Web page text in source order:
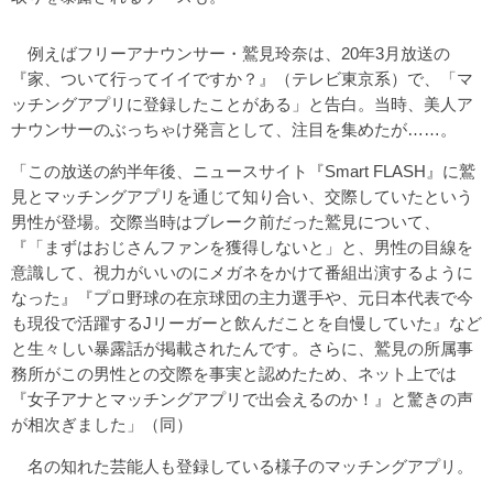
例えばフリーアナウンサー・鷲見玲奈は、20年3月放送の
『家、ついて行ってイイですか？』（テレビ東京系）で、「マ
ッチングアプリに登録したことがある」と告白。当時、美人ア
ナウンサーのぶっちゃけ発言として、注目を集めたが……。
「この放送の約半年後、ニュースサイト『Smart FLASH』に鷲
見とマッチングアプリを通じて知り合い、交際していたという
男性が登場。交際当時はブレーク前だった鷲見について、
『「まずはおじさんファンを獲得しないと」と、男性の目線を
意識して、視力がいいのにメガネをかけて番組出演するように
なった』『プロ野球の在京球団の主力選手や、元日本代表で今
も現役で活躍するJリーガーと飲んだことを自慢していた』など
と生々しい暴露話が掲載されたんです。さらに、鷲見の所属事
務所がこの男性との交際を事実と認めたため、ネット上では
『女子アナとマッチングアプリで出会えるのか！』と驚きの声
が相次ぎました」（同）
名の知れた芸能人も登録している様子のマッチングアプリ。